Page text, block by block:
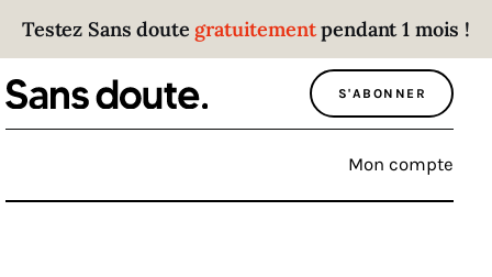
Testez Sans doute gratuitementpendant 1 mois !
S'ABONNER
Mon compte
Sans doute
Parce que plus personne n’écoute les gens
qui ont des choses à dire.
Politique